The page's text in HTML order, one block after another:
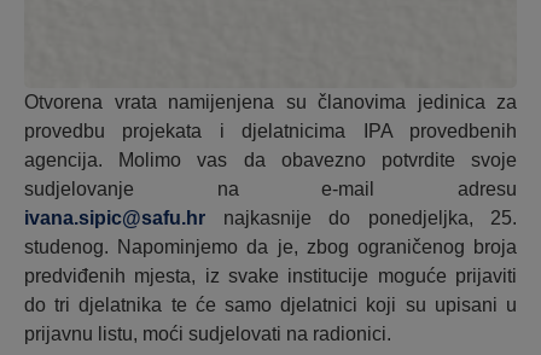
Otvorena vrata namijenjena su članovima jedinica za
provedbu projekata i djelatnicima IPA provedbenih
agencija. Molimo vas da obavezno potvrdite svoje
sudjelovanje na e-mail adresu
ivana.sipic@safu.hr najkasnije do ponedjeljka, 25.
studenog. Napominjemo da je, zbog ograničenog broja
predviđenih mjesta, iz svake institucije moguće prijaviti
do tri djelatnika te će samo djelatnici koji su upisani u
prijavnu listu, moći sudjelovati na radionici.